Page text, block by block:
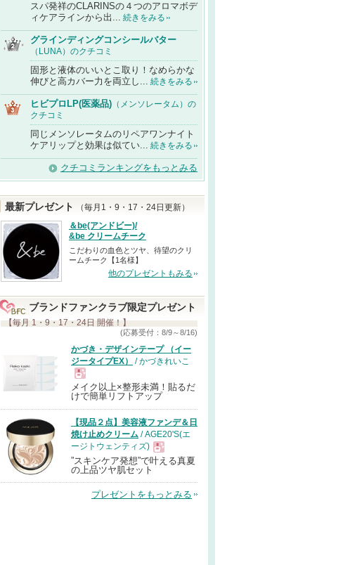
スパ発祥のCLARINSの４つのアロマボデ
ィケアラインから出... 続きをみる
グラインディングコンシールバター
（LUNA）のクチコミ
固形と液体のいいとこ取り！なめらかな
伸びと高カバー力を両立し... 続きをみる
ヒビプロLP(医薬品) （メンソレータム）の
クチコミ
同じメンソレータムのリペアワンナイト
ケアリップと効果は似てい... 続きをみる
クチコミランキングをもっとみる
最新プレゼント
（毎月1・9・17・24日更新）
＆be(アンドビー)/
&be クリームチーク
こだわりの血色とツヤ、待望のクリ
ームチーク【1名様】
他のプレゼントもみる
ブランドファンクラブ限定プレゼント
【毎月 1・9・17・24日 開催！】
(応募受付：8/9～8/16)
かづき・デザインテープ （イー
ジータイプEX）
/ かづきれいこ
現
品
メイク以上×整形未満！貼るだ
けで簡単リフトアップ
【現品２点】美容液ファンデ＆日
焼け止めクリーム / AGE20'S(エ
ージトウェンティズ)
現
品
”スキンケア発想”で叶える真夏
の上品ツヤ肌セット
プレゼントをもっとみる